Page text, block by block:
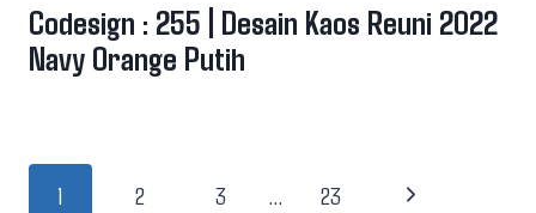
Codesign : 255 | Desain Kaos Reuni 2022
Navy Orange Putih
Page
1 2 3 23 Next